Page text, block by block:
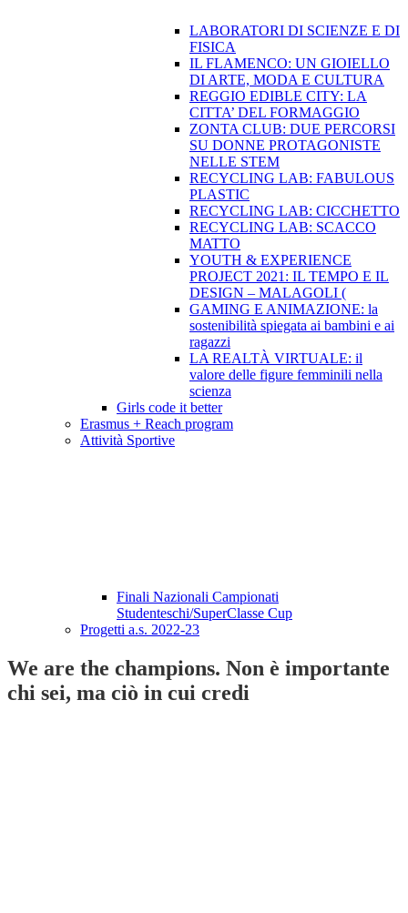
LABORATORI DI SCIENZE E DI
FISICA
IL FLAMENCO: UN GIOIELLO
DI ARTE, MODA E CULTURA
REGGIO EDIBLE CITY: LA
CITTA’ DEL FORMAGGIO
ZONTA CLUB: DUE PERCORSI
SU DONNE PROTAGONISTE
NELLE STEM
RECYCLING LAB: FABULOUS
PLASTIC
RECYCLING LAB: CICCHETTO
RECYCLING LAB: SCACCO
MATTO
YOUTH & EXPERIENCE
PROJECT 2021: IL TEMPO E IL
DESIGN – MALAGOLI (
GAMING E ANIMAZIONE: la
sostenibilità spiegata ai bambini e ai
ragazzi
LA REALTÀ VIRTUALE: il
valore delle figure femminili nella
scienza
Girls code it better
Erasmus + Reach program
Attività Sportive
Finali Nazionali Campionati
Studenteschi/SuperClasse Cup
Progetti a.s. 2022-23
We are the champions. Non è importante
chi sei, ma ciò in cui credi